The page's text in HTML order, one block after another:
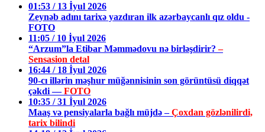
01:53 / 13 İyul 2026
Zeynəb adını tarixə yazdıran ilk azərbaycanlı qız oldu -
FOTO
11:05 / 10 İyul 2026
“Arzum”la Etibar Məmmədovu nə birləşdirir?–
Sensasion detal
16:44 / 18 İyul 2026
90-cı illərin məşhur müğənnisinin son görüntüsü diqqət
çəkdi —FOTO
10:35 / 31 İyul 2026
Maaş və pensiyalarla bağlı müjdə –Çoxdan gözlənilirdi,
tarix bilindi